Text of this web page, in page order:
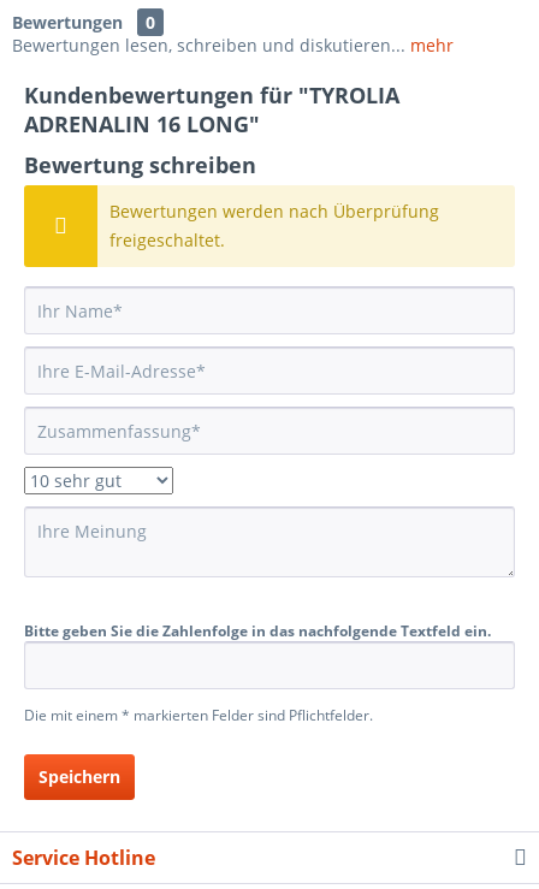
Bewertungen
0
Bewertungen lesen, schreiben und diskutieren... mehr
Kundenbewertungen für "TYROLIA
ADRENALIN 16 LONG"
Bewertung schreiben
Bewertungen werden nach Überprüfung
freigeschaltet.
Bitte geben Sie die Zahlenfolge in das nachfolgende Textfeld ein.
Die mit einem * markierten Felder sind Pflichtfelder.
Speichern
Service Hotline